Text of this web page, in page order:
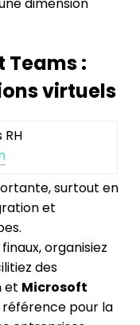
dimension
Teams :
virtuels
surtout en
et
organisiez
des
et Microsoft
pour la